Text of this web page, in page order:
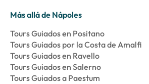
Más allá de Nápoles
Tours Guiados en Positano
Tours Guiados por la Costa de Amalfi
Tours Guiados en Ravello
Tours Guiados en Salerno
Tours Guiados a Paestum